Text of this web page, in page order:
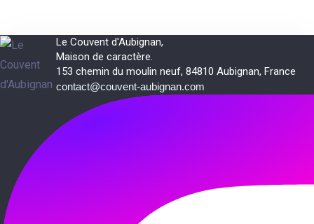
Le Couvent d'Aubignan,
Maison de caractère.
153 chemin du moulin neuf, 84810 Aubignan, France
contact@couvent-aubignan.com